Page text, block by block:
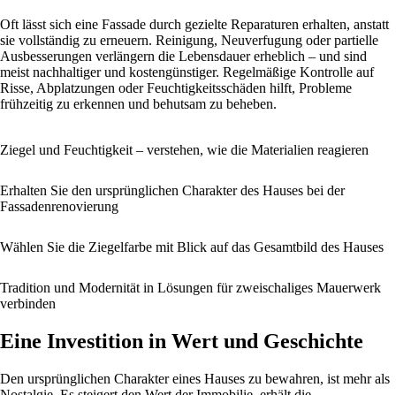
Oft lässt sich eine Fassade durch gezielte Reparaturen erhalten, anstatt
sie vollständig zu erneuern. Reinigung, Neuverfugung oder partielle
Ausbesserungen verlängern die Lebensdauer erheblich – und sind
meist nachhaltiger und kostengünstiger. Regelmäßige Kontrolle auf
Risse, Abplatzungen oder Feuchtigkeitsschäden hilft, Probleme
frühzeitig zu erkennen und behutsam zu beheben.
Ziegel und Feuchtigkeit – verstehen, wie die Materialien reagieren
Erhalten Sie den ursprünglichen Charakter des Hauses bei der
Fassadenrenovierung
Wählen Sie die Ziegelfarbe mit Blick auf das Gesamtbild des Hauses
Tradition und Modernität in Lösungen für zweischaliges Mauerwerk
verbinden
Eine Investition in Wert und Geschichte
Den ursprünglichen Charakter eines Hauses zu bewahren, ist mehr als